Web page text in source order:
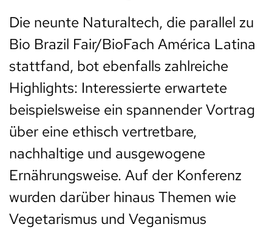
Die neunte Naturaltech, die parallel zu
Bio Brazil Fair/BioFach América Latina
stattfand, bot ebenfalls zahlreiche
Highlights: Interessierte erwartete
beispielsweise ein spannender Vortrag
über eine ethisch vertretbare,
nachhaltige und ausgewogene
Ernährungsweise. Auf der Konferenz
wurden darüber hinaus Themen wie
Vegetarismus und Veganismus